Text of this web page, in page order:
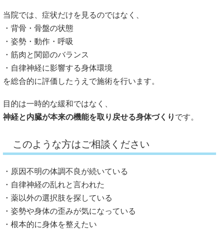
当院では、症状だけを見るのではなく、
・背骨・骨盤の状態
・姿勢・動作・呼吸
・筋肉と関節のバランス
・自律神経に影響する身体環境
を総合的に評価したうえで施術を行います。
目的は一時的な緩和ではなく、
神経と内臓が本来の機能を取り戻せる身体づくり です。
このような方はご相談ください
・原因不明の体調不良が続いている
・自律神経の乱れと言われた
・薬以外の選択肢を探している
・姿勢や身体の歪みが気になっている
・根本的に身体を整えたい